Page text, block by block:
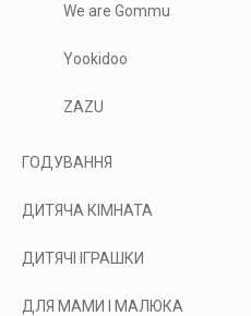
We are Gommu
Yookidoo
ZAZU
ГОДУВАННЯ
ДИТЯЧА КІМНАТА
ДИТЯЧІ ІГРАШКИ
ДЛЯ МАМИ І МАЛЮКА